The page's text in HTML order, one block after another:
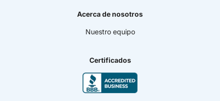
Ortodoncia
Carillas Dentales
Diseño de sonrisa
Blanqueamiento Dental
Periodoncia
Odontopediatría
Acerca de nosotros
Nuestro equipo
Certificados